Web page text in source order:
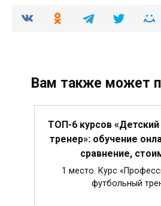
Вам также может
ТОП-6 курсов
тренер»: обучение
сравнение,
1 место. Курс
футбольный